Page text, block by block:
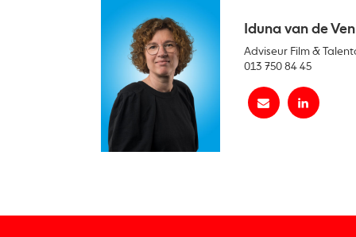
Iduna van de Ven
Adviseur Film &
013 750 84 45